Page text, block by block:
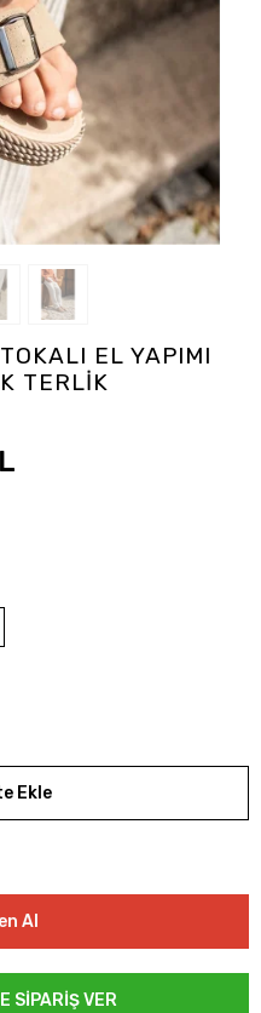
EL YAPIMI
TERLİK
Ekle
Al
SİPARİŞ VER